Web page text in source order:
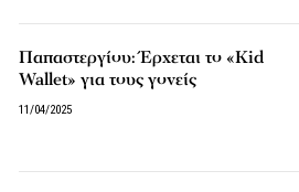
Παπαστεργίου: Έρχεται το «Kid
Wallet» για τους γονείς
11/04/2025